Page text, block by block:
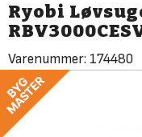
Ryobi
Varenummer: 174480